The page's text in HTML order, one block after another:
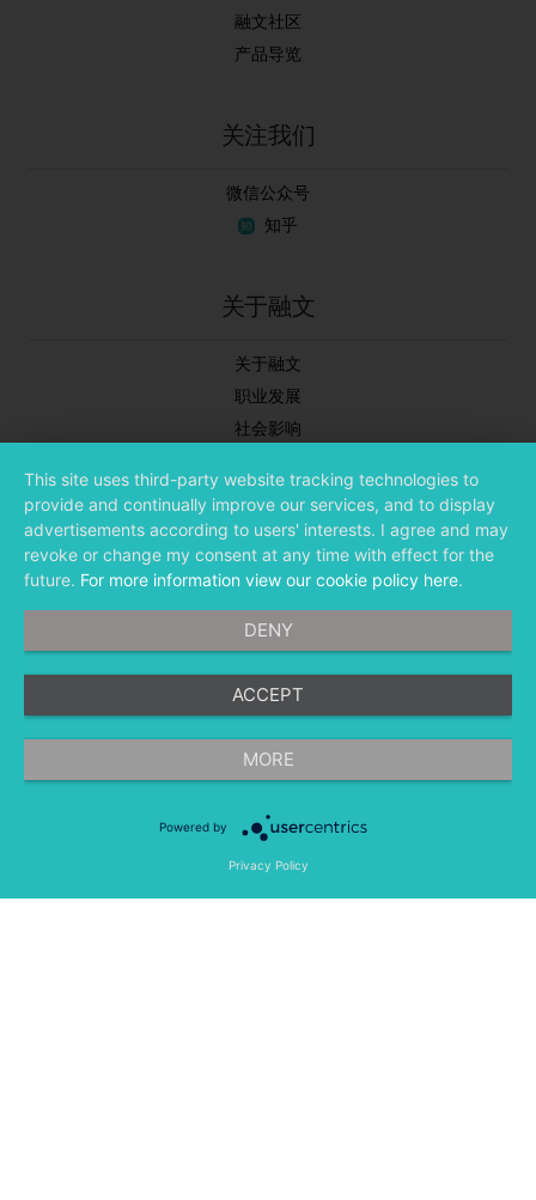
融文社区
产品导览
关注我们
微信公众号
知乎
关于融文
关于融文
职业发展
社会影响
合作伙伴
投资者关系
融文（Meltwater） 版权所有
This site uses third-party website tracking technologies to
provide and continually improve our services, and to display
advertisements according to users' interests. I agree and may
revoke or change my consent at any time with effect for the
future. For more information view our cookie policy here.
DENY
ACCEPT
MORE
Powered by
Privacy Policy